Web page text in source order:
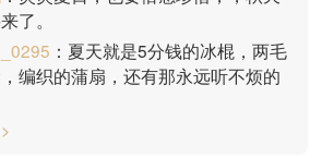
了。
：夏天就是5分钱的冰棍，两毛
编织的蒲扇，还有那永远听不烦的